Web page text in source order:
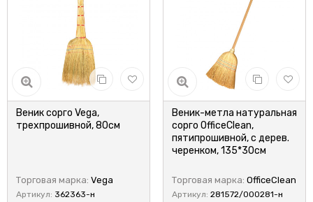
Веник сорго Vega,
трехпрошивной, 80см
Торговая марка: Vega
Артикул: 362363-н
Веник-метла натуральная
сорго OfficeClean,
пятипрошивной, с дерев.
черенком, 135*30см
Торговая марка: OfficeClean
Артикул: 281572/000281-н